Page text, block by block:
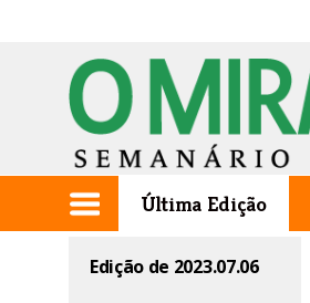
Última Edição
Edição de 2023.07.06